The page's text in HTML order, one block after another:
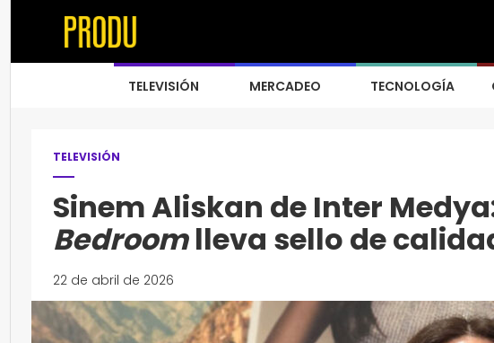
TELEVISIÓN MERCADEO TECNOLOGÍA
TELEVISIÓN
Sinem Aliskan de Inter
Bedroomlleva sello de
22 de abril de 2026